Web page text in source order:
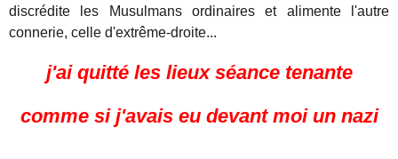
discrédite les Musulmans ordinaires et alimente l'autre
connerie, celle d'extrême-droite...
j'ai quitté les lieux séance tenante
comme si j'avais eu devant moi un nazi